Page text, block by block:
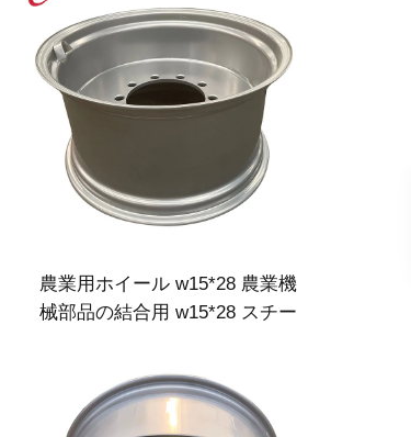
農業用ホイール w15*28 農業機
械部品の結合用 w15*28 スチー
け